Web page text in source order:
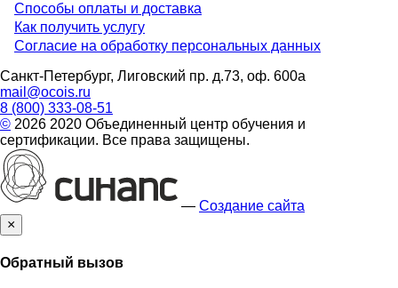
Menu
footer
Способы оплаты и доставка
Как получить услугу
Согласие на обработку персональных данных
Санкт-Петербург, Лиговский пр. д.73, оф. 600а
mail@ocois.ru
8 (800) 333-08-51
© 2026 2020 Объединенный центр обучения и
сертификации. Все права защищены.
— Создание сайта
×
Обратный вызов